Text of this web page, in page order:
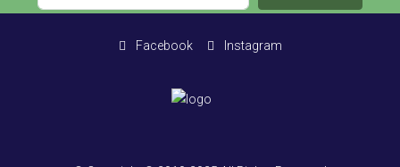
Facebook Instagram